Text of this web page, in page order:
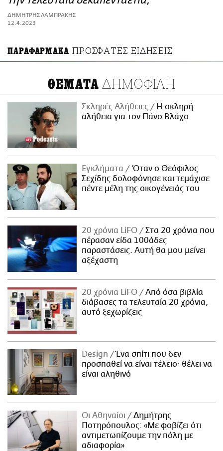
ΑΜΠΑ
PRINT
ΔΗΜΗΤΡΗΣ ΛΑΜΠΡΑΚΗΣ
12.4.2023
ΠΑΡΑΦΑΡΜΑΚΑ ΠΡΟΣΦΑΤΕΣ ΕΙΔΗΣΕΙΣ
ΘΕΜΑΤΑ ΔΗΜΟΦΙΛΗ
Σκληρές Αλήθειες
H σκληρή
αλήθεια για τον Πάνο Βλάχο
Εγκλήματα
Όταν ο Θεόφιλος
Σεχίδης δολοφόνησε και τεμάχισε
πέντε μέλη της οικογένειάς του
20 χρόνια LiFO
Στα 20 χρόνια που
πέρασαν είδα 100άδες
παραστάσεις. Αυτή θα μου μείνει
αξέχαστη
20 χρόνια LiFO
Από όσα βιβλία
διάβασες τα τελευταία 20 χρόνια,
αυτό ξεχωρίζεις
Design
Ένα σπίτι που δεν
προσπαθεί να είναι τέλειο· θέλει να
είναι αληθινό
Οι Αθηναίοι
Δημήτρης
Ποτηρόπουλος: «Με φοβίζει ότι
αντιμετωπίζουμε την πόλη με
αδιαφορία»